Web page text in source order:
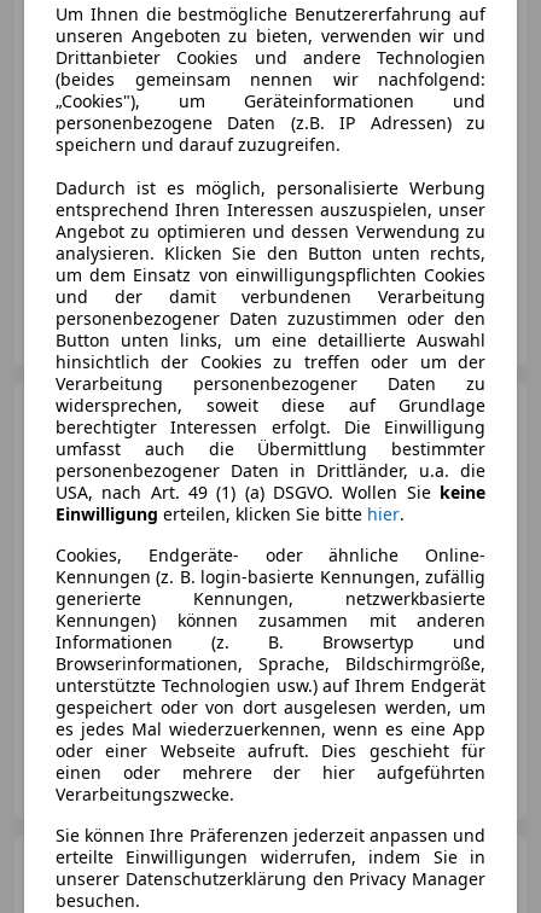
€ 29 990
€ 34 990,-
Reduziert 07/2018 130 000 km
Diesel
210 kW (286 PS)
Optimum Performance GmbH
AT-2331 Vösendorf
Audi SQ2SQ2 2.0 TFSI
quattro
€ 32 990
05/2019 99 000 km Benzin 221 kW (300 PS)
Optimum Performance GmbH
AT-2331 Vösendorf
Mercedes-Benz GLC 220
GLC 220 d 4Matic AMG
Um Ihnen die bestmögliche Benutzererfahrung auf
unseren Angeboten zu bieten, verwenden wir und
Drittanbieter Cookies und andere Technologien
(beides gemeinsam nennen wir nachfolgend:
„Cookies"), um Geräteinformationen und
personenbezogene Daten (z.B. IP Adressen) zu
speichern und darauf zuzugreifen.
Dadurch ist es möglich, personalisierte Werbung
entsprechend Ihren Interessen auszuspielen, unser
Angebot zu optimieren und dessen Verwendung zu
analysieren. Klicken Sie den Button unten rechts,
um dem Einsatz von einwilligungspflichten Cookies
und der damit verbundenen Verarbeitung
personenbezogener Daten zuzustimmen oder den
Button unten links, um eine detaillierte Auswahl
hinsichtlich der Cookies zu treffen oder um der
Verarbeitung personenbezogener Daten zu
widersprechen, soweit diese auf Grundlage
berechtigter Interessen erfolgt. Die Einwilligung
umfasst auch die Übermittlung bestimmter
personenbezogener Daten in Drittländer, u.a. die
USA, nach Art. 49 (1) (a) DSGVO. Wollen Sie keine
Einwilligung erteilen, klicken Sie bitte hier.
Cookies, Endgeräte- oder ähnliche Online-
Kennungen (z. B. login-basierte Kennungen, zufällig
generierte Kennungen, netzwerkbasierte
Kennungen) können zusammen mit anderen
Informationen (z. B. Browsertyp und
Browserinformationen, Sprache, Bildschirmgröße,
unterstützte Technologien usw.) auf Ihrem Endgerät
gespeichert oder von dort ausgelesen werden, um
es jedes Mal wiederzuerkennen, wenn es eine App
oder einer Webseite aufruft. Dies geschieht für
einen oder mehrere der hier aufgeführten
Verarbeitungszwecke.
Sie können Ihre Präferenzen jederzeit anpassen und
erteilte Einwilligungen widerrufen, indem Sie in
unserer Datenschutzerklärung den Privacy Manager
besuchen.